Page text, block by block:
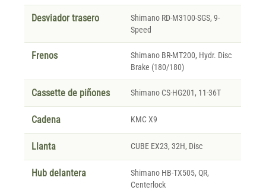
Desviador trasero
Shimano RD-M3100-SGS, 9-
Speed
Frenos
Shimano BR-MT200, Hydr. Disc
Brake (180/180)
Cassette de piñones Shimano CS-HG201, 11-36T
Cadena KMC X9
Llanta CUBE EX23, 32H, Disc
Hub delantera
Shimano HB-TX505, QR,
Centerlock